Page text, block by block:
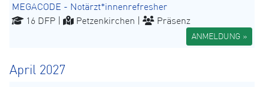
MEGACODE - Notärzt*innenrefresher
16 DFP |
Petzenkirchen | Präsenz
ANMELDUNG »
April 2027